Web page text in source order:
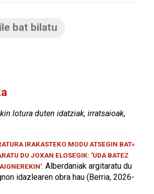
bat bilatu
lotura duten idatziak, irratsaioak,
IRAKASTEKO MODU ATSEGIN BAT»
DU JOXAN ELOSEGIK: 'UDA BATEZ
. Alberdaniak argitaratu du
idazlearen obra hau (Berria, 2026-